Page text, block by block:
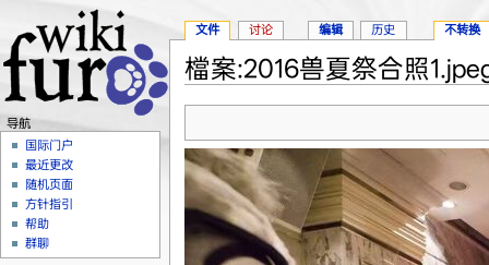
檔案:2016兽夏祭合照
文件 讨论 编辑 历史 不转换
导航
国际门户
最近更改
随机页面
方针指引
帮助
群聊